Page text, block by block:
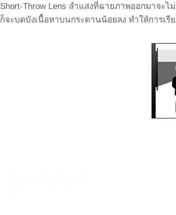
Short-Throw Lens ลำแสงที่ฉายภาพออกมาจะ
ก็จะบดบังเนื้อหาบนกระดานน้อยลง ทำให้กา